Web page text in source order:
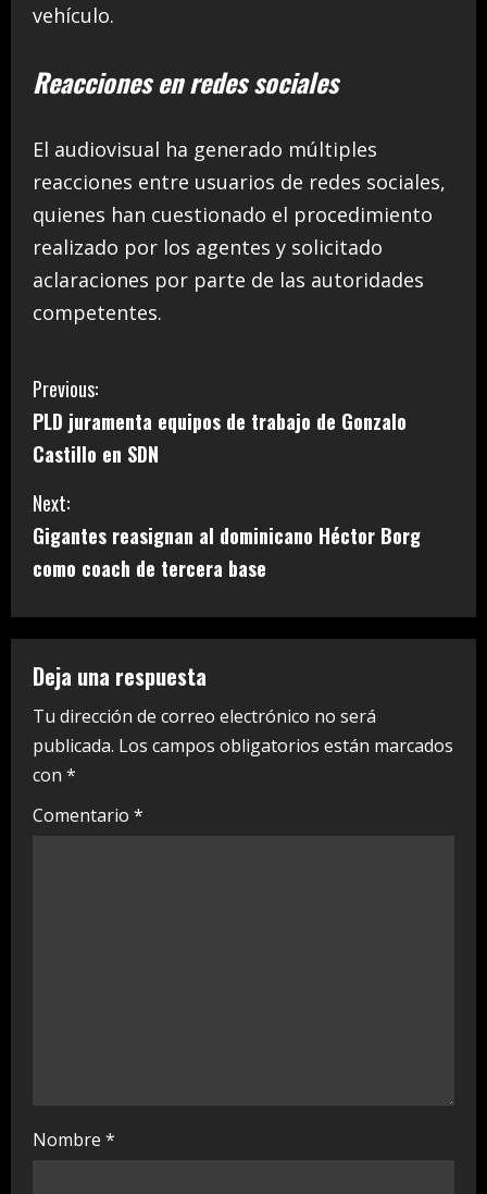
vehículo.
Reacciones en redes sociales
El audiovisual ha generado múltiples
reacciones entre usuarios de redes sociales,
quienes han cuestionado el procedimiento
realizado por los agentes y solicitado
aclaraciones por parte de las autoridades
competentes.
C
o
n
t
i
n
u
e
R
e
Previous:
PLD juramenta equipos de trabajo de Gonzalo
Castillo en SDN
Next:
Gigantes reasignan al dominicano Héctor Borg
como coach de tercera base
Deja una respuesta
Tu dirección de correo electrónico no será
publicada. Los campos obligatorios están marcados
con *
Comentario *
Nombre *